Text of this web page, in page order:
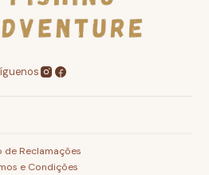
de Reclamações
e Condições